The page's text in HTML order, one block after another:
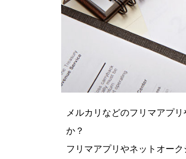
メルカリなどのフリマアプ
か？
フリマアプリやネットオー